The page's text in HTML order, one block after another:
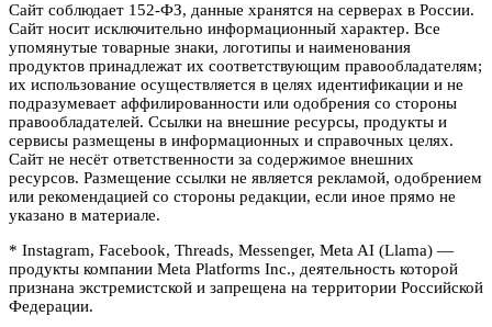
Сайт соблюдает 152-ФЗ, данные хранятся на серверах в России.
Сайт носит исключительно информационный характер. Все
упомянутые товарные знаки, логотипы и наименования
продуктов принадлежат их соответствующим правообладателям;
их использование осуществляется в целях идентификации и не
подразумевает аффилированности или одобрения со стороны
правообладателей. Ссылки на внешние ресурсы, продукты и
сервисы размещены в информационных и справочных целях.
Сайт не несёт ответственности за содержимое внешних
ресурсов. Размещение ссылки не является рекламой, одобрением
или рекомендацией со стороны редакции, если иное прямо не
указано в материале.
* Instagram, Facebook, Threads, Messenger, Meta AI (Llama) —
продукты компании Meta Platforms Inc., деятельность которой
признана экстремистской и запрещена на территории Российской
Федерации.